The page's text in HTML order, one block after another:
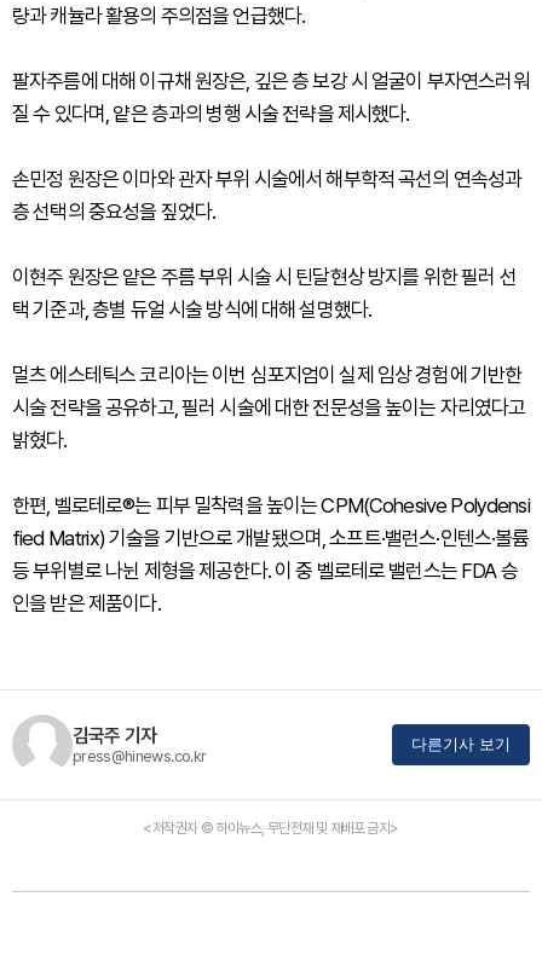
량과 캐뉼라 활용의 주의점을 언급했다.
팔자주름에 대해 이규채 원장은, 깊은 층 보강 시 얼굴이 부자연스러워
질 수 있다며, 얕은 층과의 병행 시술 전략을 제시했다.
손민정 원장은 이마와 관자 부위 시술에서 해부학적 곡선의 연속성과
층 선택의 중요성을 짚었다.
이현주 원장은 얕은 주름 부위 시술 시 틴달현상 방지를 위한 필러 선
택 기준과, 층별 듀얼 시술 방식에 대해 설명했다.
멀츠 에스테틱스 코리아는 이번 심포지엄이 실제 임상 경험에 기반한
시술 전략을 공유하고, 필러 시술에 대한 전문성을 높이는 자리였다고
밝혔다.
한편, 벨로테로®는 피부 밀착력을 높이는 CPM(Cohesive Polydensi
fied Matrix) 기술을 기반으로 개발됐으며, 소프트·밸런스·인텐스·볼륨
등 부위별로 나뉜 제형을 제공한다. 이 중 벨로테로 밸런스는 FDA 승
인을 받은 제품이다.
김국주 기자
press@hinews.co.kr
다른기사 보기
<저작권자 © 하이뉴스, 무단전재 및 재배포 금지>